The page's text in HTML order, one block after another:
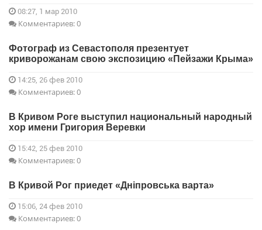
08:27, 1 мар 2010
Комментариев: 0
Фотограф из Севастополя презентует
криворожанам свою экспозицию «Пейзажи Крыма»
14:25, 26 фев 2010
Комментариев: 0
В Кривом Роге выступил национальный народный
хор имени Григория Веревки
15:42, 25 фев 2010
Комментариев: 0
В Кривой Рог приедет «Дніпровська варта»
15:06, 24 фев 2010
Комментариев: 0